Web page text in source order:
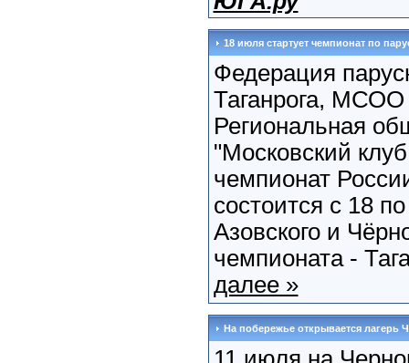
18 июля стартует чемпионат по
Федерация
Таганрога, МСОО
Региональная
"Московский
чемпионат
состоится с 18
Азовского и
чемпионата -
далее »
На побережье открывается лагерь